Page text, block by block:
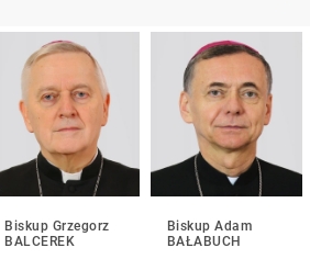
Biskup Grzegorz
BALCEREK
Biskup Adam
BAŁABUCH